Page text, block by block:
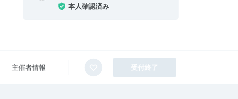
本人確認済み
主催者情報 受付終了